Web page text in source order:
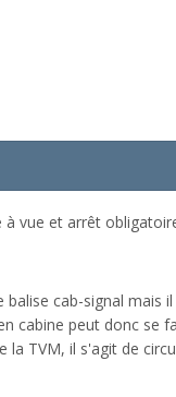
vue et arrêt
cab-signal
cabine peut donc
la TVM, il s'agit de